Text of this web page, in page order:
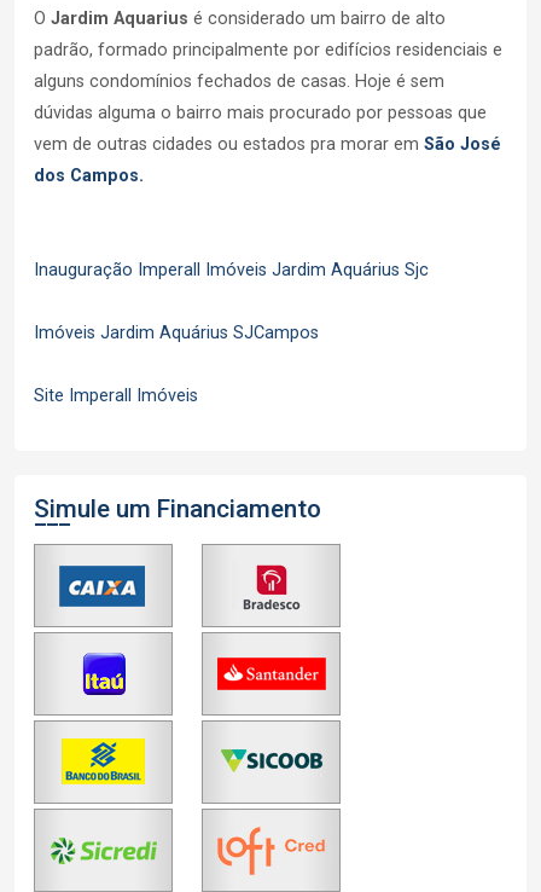
O Jardim Aquarius é considerado um bairro de alto
padrão, formado principalmente por edifícios residenciais e
alguns condomínios fechados de casas. Hoje é sem
dúvidas alguma o bairro mais procurado por pessoas que
vem de outras cidades ou estados pra morar em São José
dos Campos.
Inauguração Imperall Imóveis Jardim Aquárius Sjc
Imóveis Jardim Aquárius SJCampos
Site Imperall Imóveis
Simule um Financiamento